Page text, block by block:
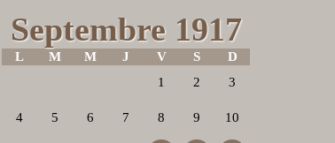
Septembre 1917
L M M J V S
D
1
2 3
4 5 6 7 8 9 10